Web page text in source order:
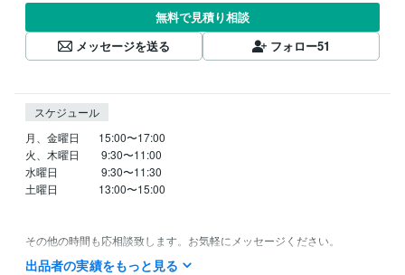
無料で見積り相談
メッセージを送る
フォロー51
スケジュール
月、金曜日   　15:00〜17:00
火、木曜日　　9:30〜11:00
水曜日　　　　9:30〜11:30
土曜日　　　   13:00〜15:00
その他の時間も応相談致します。お気軽にメッセージください。
よろしくお願いいたします。
出品者の実績をもっと見る